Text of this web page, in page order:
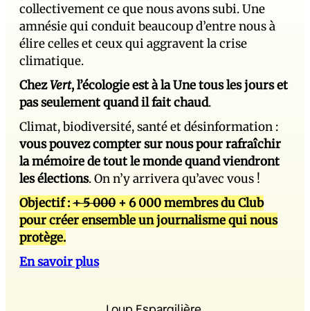
collectivement ce que nous avons subi. Une
amnésie qui conduit beaucoup d’entre nous à
élire celles et ceux qui aggravent la crise
climatique.
ChezVert, l’écologie est à la Une tous les jours et
pas seulement quand il fait chaud.
Climat, biodiversité, santé et désinformation :
vous pouvez compter sur nous pour rafraîchir
la mémoire de tout le monde quand viendront
les élections. On n’y arrivera qu’avec vous !
Objectif :+ 5 000 + 6 000 membres du Club
pour créer ensemble un journalisme qui nous
protège.
En savoir plus